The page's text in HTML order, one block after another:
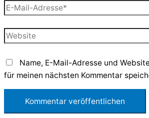
E-
Mail-
Adresse*
Website
Name, E-Mail-Adresse und
für meinen nächsten Kommentar